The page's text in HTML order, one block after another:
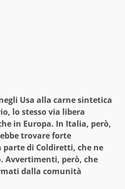
Usa alla carne sintetica
lo stesso via libera
in Europa. In Italia, però,
trovare forte
parte di Coldiretti, che ne
Avvertimenti, però, che
dalla comunità